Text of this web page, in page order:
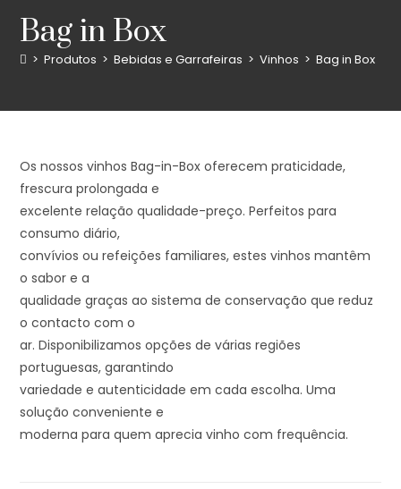
Bag in Box
> Produtos > Bebidas e Garrafeiras > Vinhos > Bag in Box
Os nossos vinhos Bag-in-Box oferecem praticidade,
frescura prolongada e
excelente relação qualidade-preço. Perfeitos para
consumo diário,
convívios ou refeições familiares, estes vinhos mantêm
o sabor e a
qualidade graças ao sistema de conservação que reduz
o contacto com o
ar. Disponibilizamos opções de várias regiões
portuguesas, garantindo
variedade e autenticidade em cada escolha. Uma
solução conveniente e
moderna para quem aprecia vinho com frequência.